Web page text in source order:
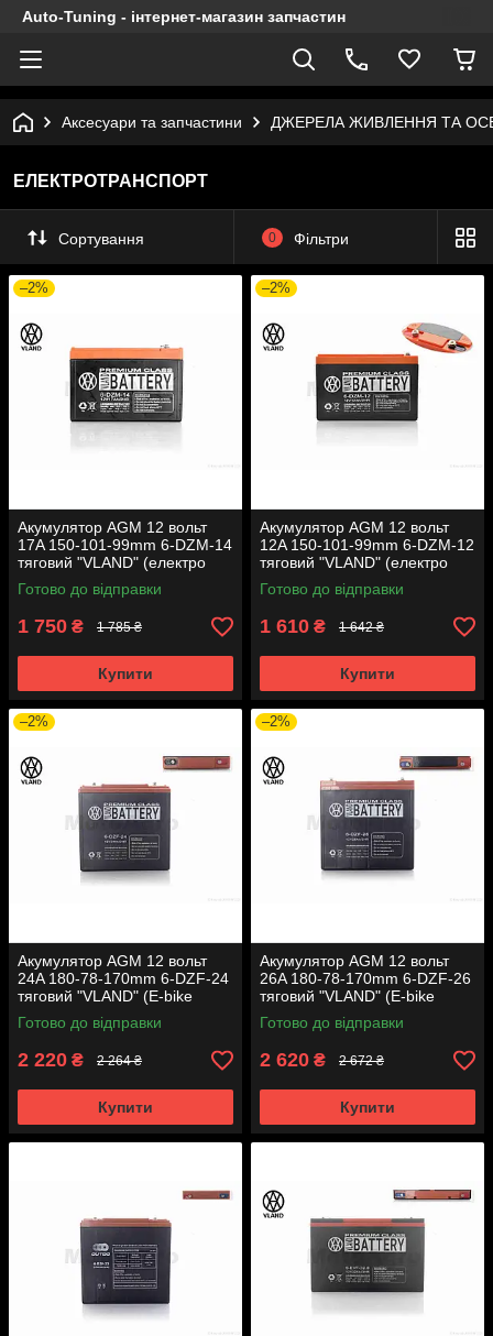
Auto-Tuning - інтернет-магазин запчастин
Аксесуари та запчастини ДЖЕРЕЛА ЖИВЛЕННЯ ТА
ЕЛЕКТРОТРАНСПОРТ
Сортування 0 Фільтри
–2%
Акумулятор AGM 12 вольт
17A 150-101-99mm 6-DZM-14
тяговий "VLAND" (електро
вело/скутери 2026)
Готово до відправки
1 750 ₴ 1 785 ₴
Купити
–2%
Акумулятор AGM 12 вольт
12A 150-101-99mm 6-DZM-12
тяговий "VLAND" (електро
вело/скутери 2026)
Готово до відправки
1 610 ₴ 1 642 ₴
Купити
–2%
Акумулятор AGM 12 вольт
24A 180-78-170mm 6-DZF-24
тяговий "VLAND" (E-bike
електро вело/скутери 2025)
Готово до відправки
2 220 ₴ 2 264 ₴
Купити
–2%
Акумулятор AGM 12 вольт
26A 180-78-170mm 6-DZF-26
тяговий "VLAND" (E-bike
електро вело/скутери 2025)
Готово до відправки
2 620 ₴ 2 672 ₴
Купити